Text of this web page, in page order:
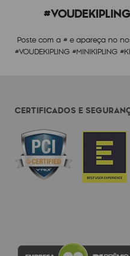
#VOUDEKIPLING
Poste com a # e apareça no
#VOUDEKIPLING #MINIKIPLING
CERTIFICADOS E